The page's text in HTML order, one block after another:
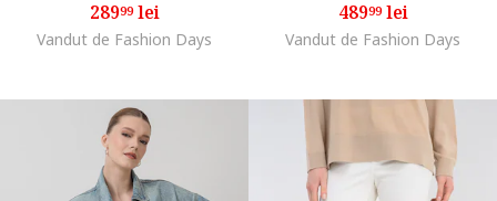
28999lei
Vandut de Fashion Days
48999lei
Vandut de Fashion Days